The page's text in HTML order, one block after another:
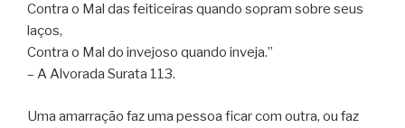
Contra o Mal das feiticeiras quando sopram sobre seus
laços,
Contra o Mal do invejoso quando inveja.”
– A Alvorada Surata 113.
Uma amarração faz uma pessoa ficar com outra, ou faz